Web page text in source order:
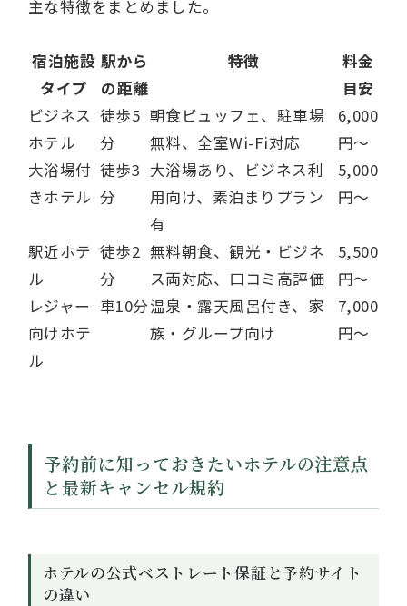
主な特徴をまとめました。
宿泊施設
タイプ
駅から
の距離
特徴
料金
目安
ビジネス
ホテル
徒歩5
分
朝食ビュッフェ、駐車場
無料、全室Wi-Fi対応
6,000
円～
大浴場付
きホテル
徒歩3
分
大浴場あり、ビジネス利
用向け、素泊まりプラン
有
5,000
円～
駅近ホテ
ル
徒歩2
分
無料朝食、観光・ビジネ
ス両対応、口コミ高評価
5,500
円～
レジャー
向けホテ
ル
車10分温泉・露天風呂付き、家
族・グループ向け
7,000
円～
予約前に知っておきたいホテルの注意点
と最新キャンセル規約
ホテルの公式ベストレート保証と予約サイト
の違い